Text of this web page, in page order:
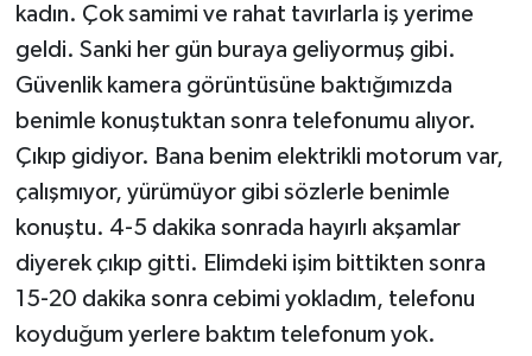
kadın. Çok samimi ve rahat tavırlarla iş yerime
geldi. Sanki her gün buraya geliyormuş gibi.
Güvenlik kamera görüntüsüne baktığımızda
benimle konuştuktan sonra telefonumu alıyor.
Çıkıp gidiyor. Bana benim elektrikli motorum var,
çalışmıyor, yürümüyor gibi sözlerle benimle
konuştu. 4-5 dakika sonrada hayırlı akşamlar
diyerek çıkıp gitti. Elimdeki işim bittikten sonra
15-20 dakika sonra cebimi yokladım, telefonu
koyduğum yerlere baktım telefonum yok.